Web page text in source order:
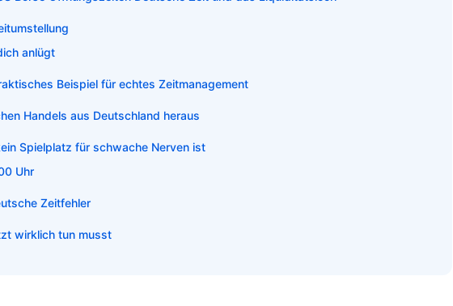
anlügt
Beispiel für echtes Zeitmanagement
Handels aus Deutschland heraus
Spielplatz für schwache Nerven ist
Uhr
Zeitfehler
wirklich tun musst